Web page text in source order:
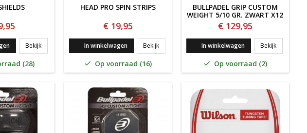
BekijkPADEL SHIELDS
(28)
HEAD PRO SPIN STRIPS
€ 19,95
In winkelwagen BekijkHead Pro Spin Strips
 Op voorraad (16)
BULLPADEL GRIP CUSTOM
WEIGHT 5/10 GR. ZWART X12
€ 129,95
In winkelwagen BekijkBullpadel
 Op voorraad (2)